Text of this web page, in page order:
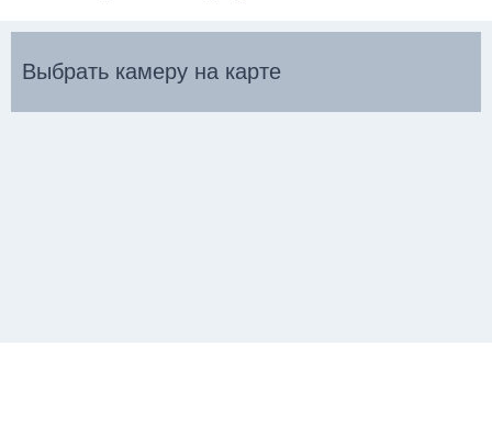
Выбрать камеру на карте